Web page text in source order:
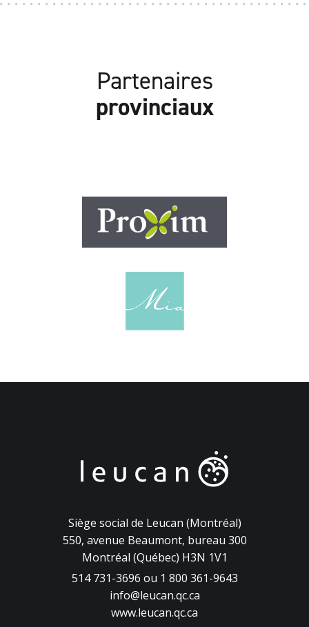
Partenaires
provinciaux
Siège social de Leucan (Montréal)
550, avenue Beaumont, bureau 300
Montréal (Québec) H3N 1V1
514 731-3696 ou 1 800 361-9643
info@leucan.qc.ca
www.leucan.qc.ca